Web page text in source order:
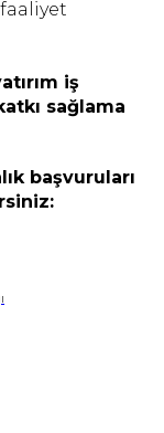
iş
sağlama
başvuruları